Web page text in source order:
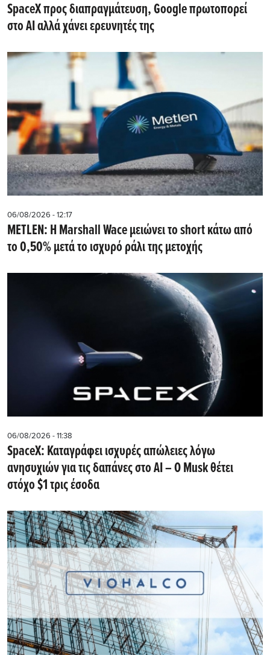
SpaceX προς διαπραγμάτευση, Google πρωτοπορεί
στο AI αλλά χάνει ερευνητές της
06/08/2026 - 12:17
METLEN: Η Marshall Wace μειώνει το short κάτω από
το 0,50% μετά το ισχυρό ράλι της μετοχής
06/08/2026 - 11:38
SpaceX: Καταγράφει ισχυρές απώλειες λόγω
ανησυχιών για τις δαπάνες στο AI – Ο Musk θέτει
στόχο $1 τρις έσοδα